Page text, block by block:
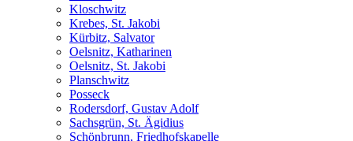
Kloschwitz
Krebes, St. Jakobi
Kürbitz, Salvator
Oelsnitz, Katharinen
Oelsnitz, St. Jakobi
Planschwitz
Posseck
Rodersdorf, Gustav Adolf
Sachsgrün, St. Ägidius
Schönbrunn, Friedhofskapelle